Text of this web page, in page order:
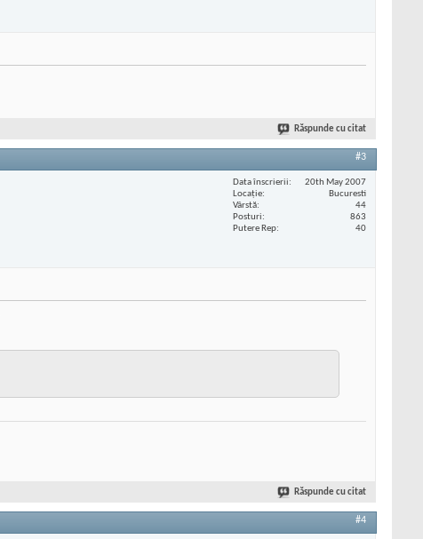
Răspunde cu citat
#3
Data înscrierii
20th May 2007
Locaţie
Bucuresti
Vârstă
44
Posturi
863
Putere Rep
40
Răspunde cu citat
#4